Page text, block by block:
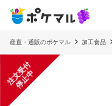
産直・通販のポケマル 加工食品
注
文
受
付
停
止
中